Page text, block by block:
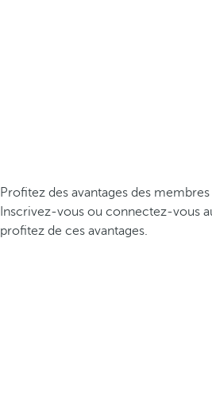
Profitez des avantages des
Inscrivez-vous ou connectez-vous
profitez de ces avantages.